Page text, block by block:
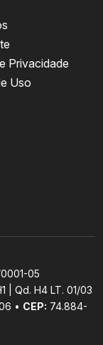
Privacidade
Uso
05
| Qd. H4 LT. 01/03
• CEP: 74.884-